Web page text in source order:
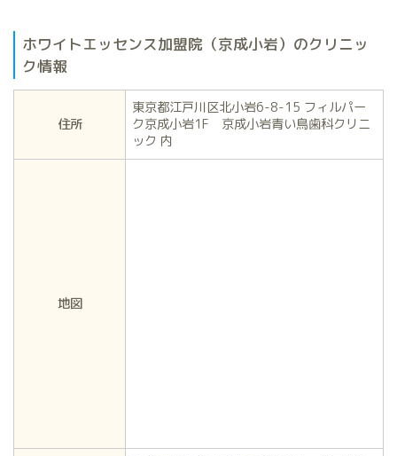
ホワイトエッセンス加盟院（京成小岩）のクリニッ
ク情報
住所
東京都江戸川区北小岩6-8-15 フィルパー
ク京成小岩1F 京成小岩青い鳥歯科クリニ
ック 内
地図